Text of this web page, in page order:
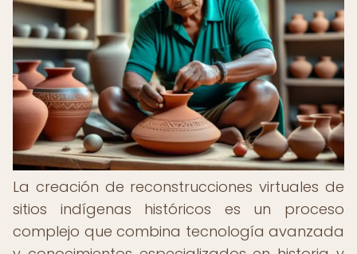
La creación de reconstrucciones virtuales de
sitios indígenas históricos es un proceso
complejo que combina tecnología avanzada